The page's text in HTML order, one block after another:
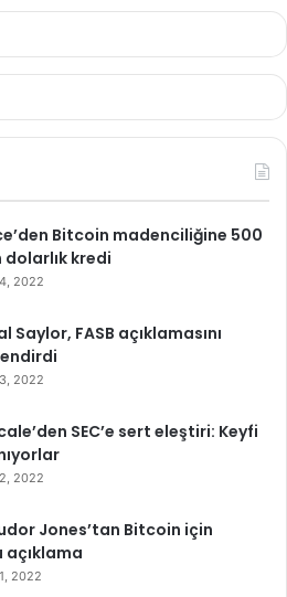
Bitcoin madenciliğine 500
dolarlık kredi
2022
Saylor, FASB açıklamasını
2022
SEC’e sert eleştiri: Keyfi
2022
Jones’tan Bitcoin için
açıklama
2022